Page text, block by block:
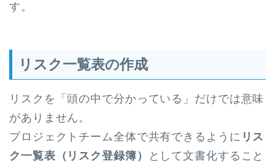
す。
リスク一覧表の作成
リスクを「頭の中で分かっている」だけでは意味
がありません。
プロジェクトチーム全体で共有できるように リス
ク一覧表（リスク登録簿）
として文書化すること